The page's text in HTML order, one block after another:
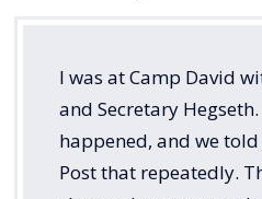
I was at Camp David
and Secretary
happened, and we
Post that repeatedly.